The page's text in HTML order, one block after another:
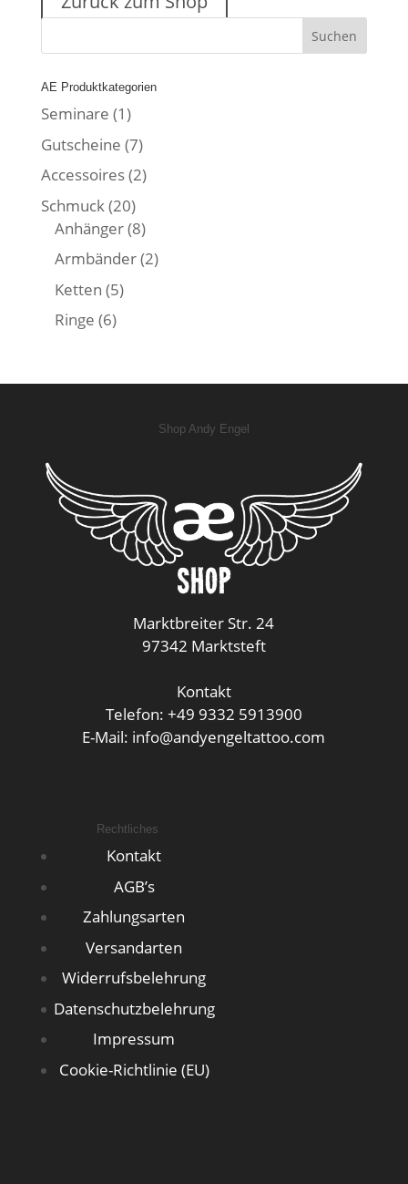
AE Produktkategorien
Seminare (1)
Gutscheine (7)
Accessoires(2)
Schmuck (20)
Anhänger(8)
Armbänder(2)
Ketten (5)
Ringe (6)
Shop Andy Engel
Marktbreiter Str. 24
97342 Marktsteft
Kontakt
Telefon: +49 9332 5913900
E-Mail: info@andyengeltattoo.com
Rechtliches
Kontakt
AGB’s
Zahlungsarten
Versandarten
Widerrufsbelehrung
Datenschutzbelehrung
Impressum
Cookie-Richtlinie (EU)